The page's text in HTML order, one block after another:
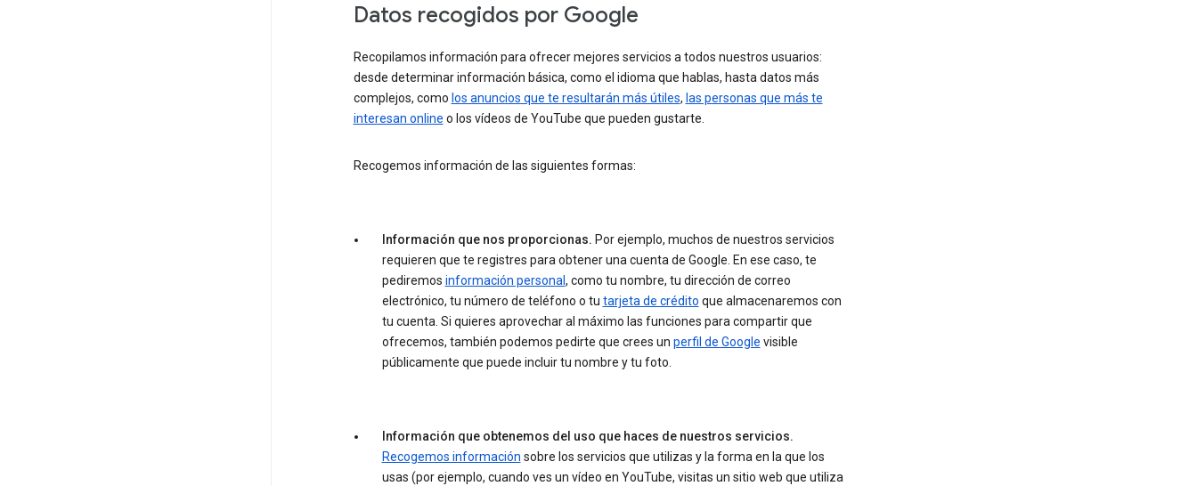
Datos recogidos por Google
Recopilamos información para ofrecer mejores servicios a todos nuestros usuarios:
desde determinar información básica, como el idioma que hablas, hasta datos más
complejos, como los anuncios que te resultarán más útiles, las personas que más te
interesan online o los vídeos de YouTube que pueden gustarte.
Recogemos información de las siguientes formas:
Información que nos proporcionas. Por ejemplo, muchos de nuestros servicios
requieren que te registres para obtener una cuenta de Google. En ese caso, te
pediremos información personal, como tu nombre, tu dirección de correo
electrónico, tu número de teléfono o tu tarjeta de crédito que almacenaremos con
tu cuenta. Si quieres aprovechar al máximo las funciones para compartir que
ofrecemos, también podemos pedirte que crees un perfil de Google visible
públicamente que puede incluir tu nombre y tu foto.
Información que obtenemos del uso que haces de nuestros servicios.
Recogemos información sobre los servicios que utilizas y la forma en la que los
usas (por ejemplo, cuando ves un vídeo en YouTube, visitas un sitio web que utiliza